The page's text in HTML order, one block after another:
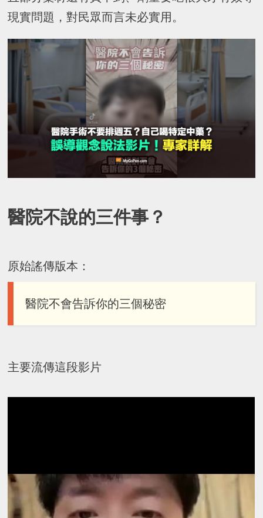
現實問題，對民眾而言未必實用。
醫院不說的三件事？
原始謠傳版本：
醫院不會告訴你的三個秘密
主要流傳這段影片